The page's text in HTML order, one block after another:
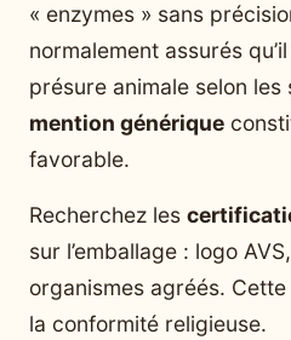
« enzymes » sans
normalement assurés
présure animale selon
mention générique
favorable.
Recherchez les
sur l’emballage : logo
organismes agréés.
la conformité religieuse.